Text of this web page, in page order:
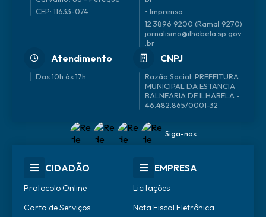
CEP: 11633-074
• Imprensa
12 3896 9200 (Ramal 9270)
jornalismo@ilhabela.sp.gov
.br
Atendimento
Das 10h às 17h
CNPJ
46.482.865/0001-32
Siga-nos
CIDADÃO
Protocolo Online
Carta de Serviços
EMPRESA
Licitações
Nota Fiscal Eletrônica